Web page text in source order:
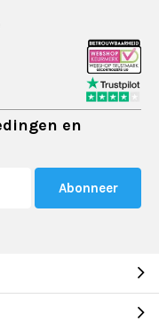
en
Abonneer